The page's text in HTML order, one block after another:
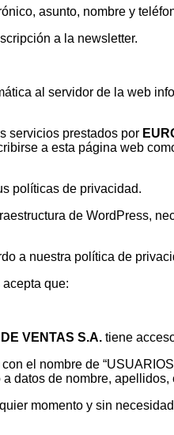
asunto, nombre y
a la newsletter.
al servidor de la web
servicios prestados por
a esta página web
políticas de privacidad.
de WordPress,
a nuestra política de
que:
VENTAS S.A. tiene
el nombre de
datos de nombre,
momento y sin